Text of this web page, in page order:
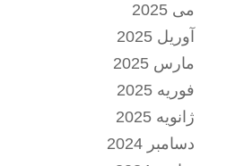
می 2025
آوریل 2025
مارس 2025
فوریه 2025
ژانویه 2025
دسامبر 2024